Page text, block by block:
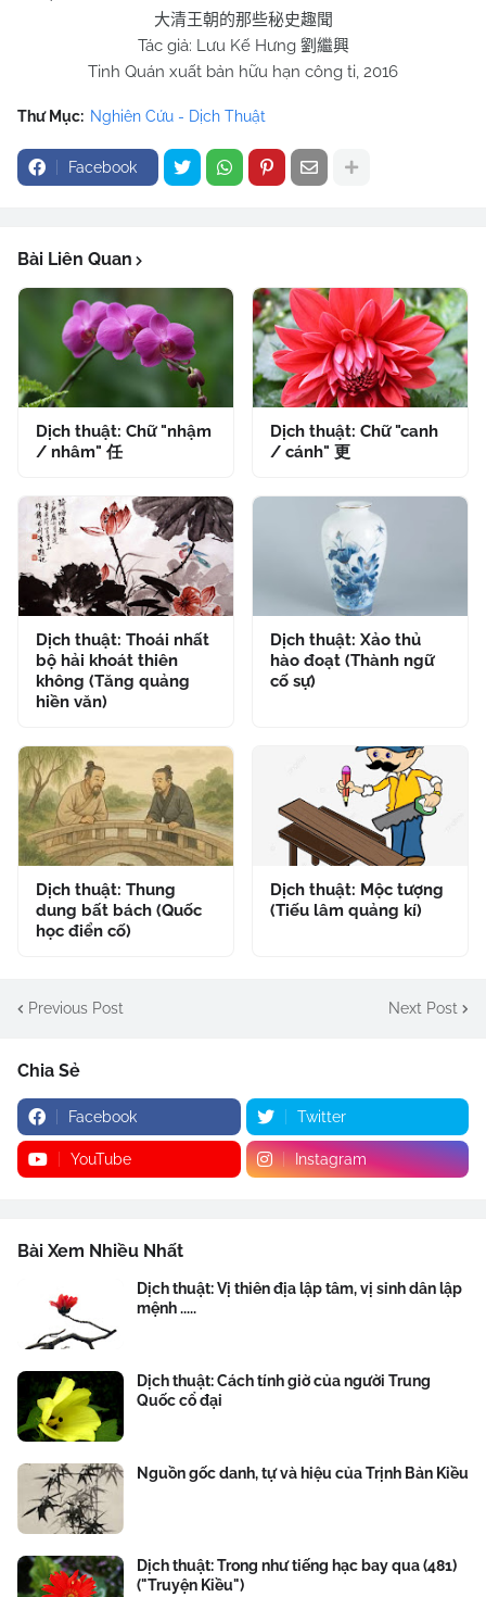
大清王朝的那些秘史趣聞
Tác giả: Lưu Kế Hưng 劉繼興
Tinh Quán xuất bản hữu hạn công ti, 2016
Thư Mục: Nghiên Cứu - Dịch Thuật
Facebook
Bài Liên Quan
Dịch thuật: Chữ "nhậm
/ nhâm" 任
Dịch thuật: Chữ "canh
/ cánh" 更
Dịch thuật: Thoái nhất
bộ hải khoát thiên
không (Tăng quảng
hiền văn)
Dịch thuật: Xảo thủ
hào đoạt (Thành ngữ
cố sự)
Dịch thuật: Thung
dung bất bách (Quốc
học điển cố)
Dịch thuật: Mộc tượng
(Tiếu lâm quảng kí)
Previous Post Next Post
Chia Sẻ
Facebook Twitter
YouTube Instagram
Bài Xem Nhiều Nhất
Dịch thuật: Vị thiên địa lập tâm, vị sinh dân lập
mệnh .....
Dịch thuật: Cách tính giờ của người Trung
Quốc cổ đại
Nguồn gốc danh, tự và hiệu của Trịnh Bản Kiều
Dịch thuật: Trong như tiếng hạc bay qua (481)
("Truyện Kiều")